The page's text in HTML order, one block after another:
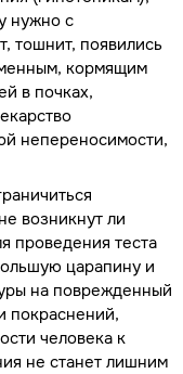
нужно с
тошнит, появились
кормящим
в почках,
непереносимости,
возникнут ли
проведения теста
царапину и
на поврежденный
покраснений,
человека к
не станет лишним